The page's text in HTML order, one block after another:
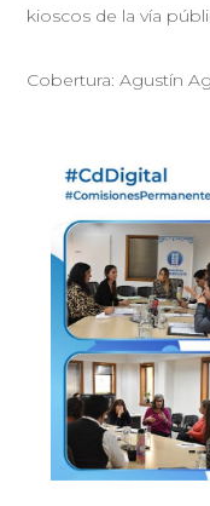
kioscos de la vía
Cobertura: Agustín